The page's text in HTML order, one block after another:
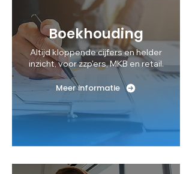
Boekhouding
Altijd kloppende cijfers en helder
inzicht, voor zzp'ers, MKB en retail.
Meer informatie